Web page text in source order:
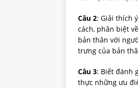
Câu 2: Giải thích
cách, phân biệt
bản thân với
trưng của bản
Câu 3: Biết đánh
thực những ưu